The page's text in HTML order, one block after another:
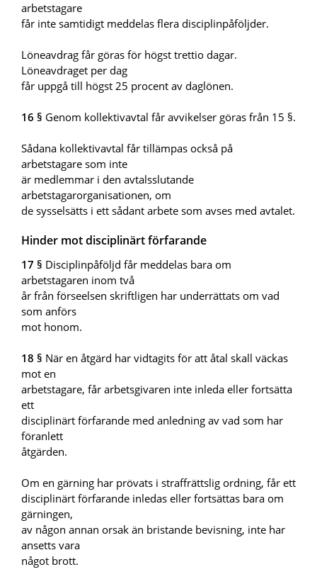
arbetstagare
får inte samtidigt meddelas flera disciplinpåföljder.
Löneavdrag får göras för högst trettio dagar.
Löneavdraget per dag
får uppgå till högst 25 procent av daglönen.
16 § Genom kollektivavtal får avvikelser göras från 15 §.
Sådana kollektivavtal får tillämpas också på
arbetstagare som inte
är medlemmar i den avtalsslutande
arbetstagarorganisationen, om
de sysselsätts i ett sådant arbete som avses med avtalet.
Hinder mot disciplinärt förfarande
17 § Disciplinpåföljd får meddelas bara om
arbetstagaren inom två
år från förseelsen skriftligen har underrättats om vad
som anförs
mot honom.
18 § När en åtgärd har vidtagits för att åtal skall väckas
mot en
arbetstagare, får arbetsgivaren inte inleda eller fortsätta
ett
disciplinärt förfarande med anledning av vad som har
föranlett
åtgärden.
Om en gärning har prövats i straffrättslig ordning, får ett
disciplinärt förfarande inledas eller fortsättas bara om
gärningen,
av någon annan orsak än bristande bevisning, inte har
ansetts vara
något brott.